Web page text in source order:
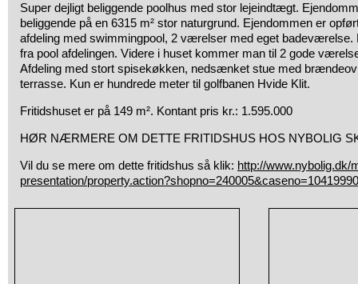
Super dejligt beliggende poolhus med stor lejeindtægt.
beliggende på en 6315 m² stor naturgrund. Ejendommen er
afdeling med swimmingpool, 2 værelser med eget badeværelse.
fra pool afdelingen. Videre i huset kommer man til 2 gode
Afdeling med stort spisekøkken, nedsænket stue med
terrasse. Kun er hundrede meter til golfbanen Hvide Klit.
Fritidshuset er på 149 m². Kontant pris kr.: 1.595.000
HØR NÆRMERE OM DETTE FRITIDSHUS HOS NYBOLIG
Vil du se mere om dette fritidshus så klik: http://www.nybolig.dk/
presentation/property.action?shopno=240005&caseno=10419990